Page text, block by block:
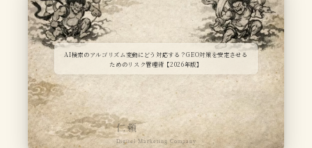
AI検索のアルゴリズム変動にどう対応する？GEO対策を安定させる
ためのリスク管理術【2026年版】
仁頼
Digital Marketing Company